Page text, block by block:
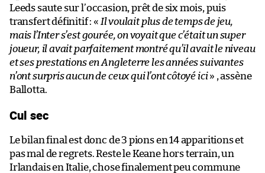
Leeds saute sur l’occasion, prêt de six mois, puis
transfert définitif : « Il voulait plus de temps de jeu,
mais l’Inter s’est gourée, on voyait que c’était un super
joueur, il avait parfaitement montré qu’il avait le niveau
et ses prestations en Angleterre les années suivantes
n’ont surpris aucun de ceux qui l’ont côtoyé ici» , assène
Ballotta.
Cul sec
Le bilan final est donc de 3 pions en 14 apparitions et
pas mal de regrets. Reste le Keane hors terrain, un
Irlandais en Italie, chose finalement peu commune